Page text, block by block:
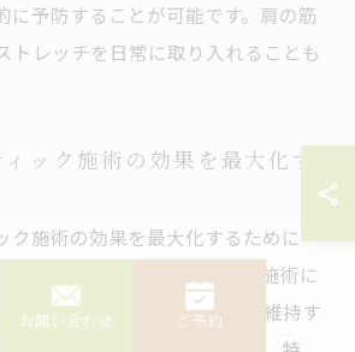
に予防することが可能です。肩の筋
トレッチを日常に取り入れることも
ック施術の効果を最大化す
ク施術の効果を最大化するために
スタイルの改善が重要です。施術に
みが整えられますが、それを維持す
お問い合わせ ご予約